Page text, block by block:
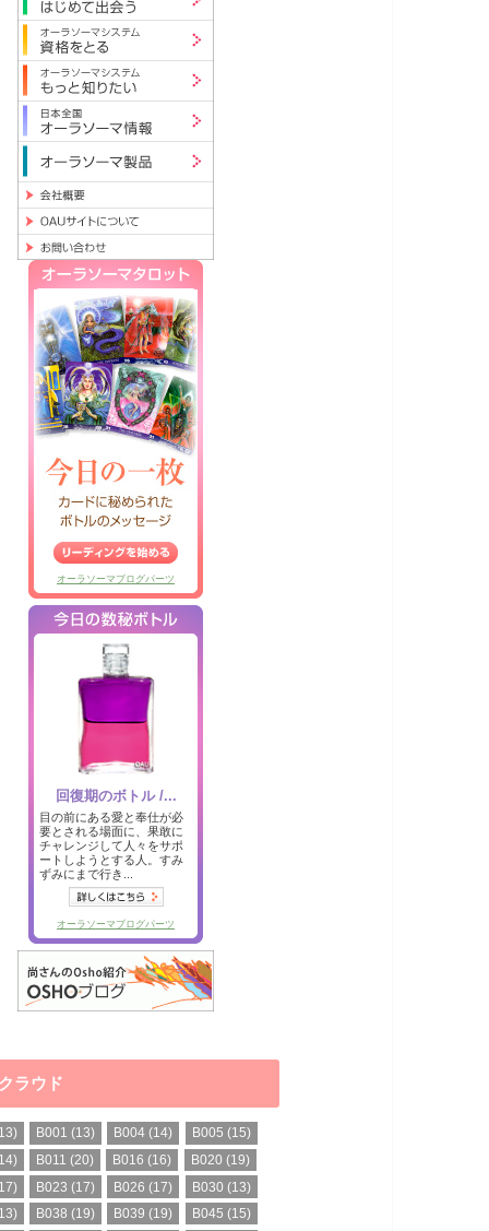
ラウド
B001 (13) B004 (14) B005 (15)
B011 (20) B016 (16) B020 (19)
B023 (17) B026 (17) B030 (13)
B038 (19) B039 (19) B045 (15)